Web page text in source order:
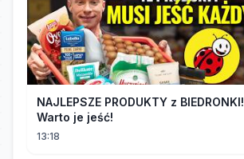
NAJLEPSZE PRODUKTY z BIEDRONKI!
Warto je jeść!
13:18